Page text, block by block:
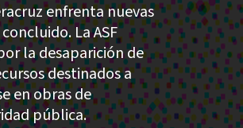
enfrenta nuevas
La ASF
la desaparición de
destinados a
en obras de
pública.